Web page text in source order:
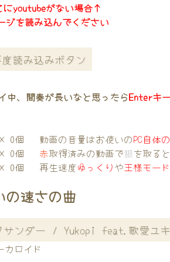
youtubeがない場合↑
ジを読み込んでください
読み込みボタン
中、間奏が長いなと思ったらEnterキ
× 0個
× 0個
× 0個
動画の音量はお使いのPC自体
赤取得済みの動画で銀を取る
再生速度ゆっくりや王様モー
の速さの曲
サンダー / Yukopi feat.歌愛ユキ
カロイド